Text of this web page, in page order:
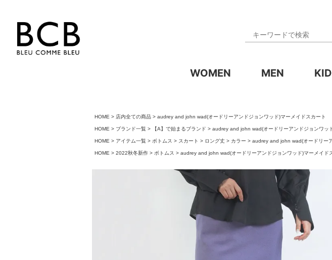
WOMEN MEN
HOME 店内全ての商品 audrey and john wad(オードリーアンドジョンワッド)マーメイドスカート
HOME ブランド一覧 【A】で始まるブランド audrey and john wad(オードリーアンドジョンワッ
HOME アイテム一覧 ボトムス スカート ロング丈 カラー audrey and john wad(オードリー
HOME 2022秋冬新作 ボトムス audrey and john wad(オードリーアンドジョンワッド)マーメイド